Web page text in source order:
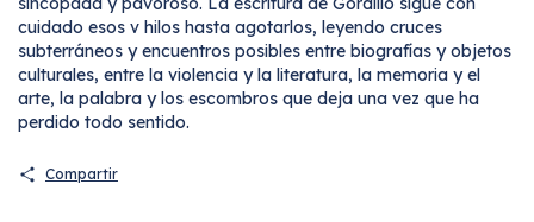
cuidado esos v hilos hasta agotarlos, leyendo cruces
subterráneos y encuentros posibles entre biografías y objetos
culturales, entre la violencia y la literatura, la memoria y el
arte, la palabra y los escombros que deja una vez que ha
perdido todo sentido.
Compartir